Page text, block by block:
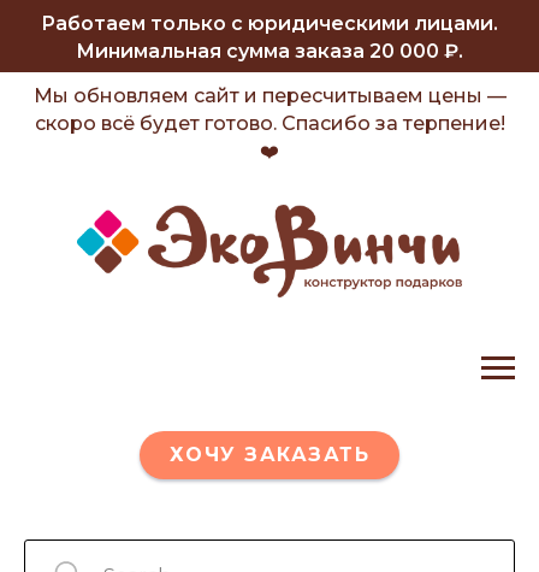
Работаем только с юридическими лицами.
Минимальная сумма заказа 20 000 ₽.
Мы обновляем сайт и пересчитываем цены —
скоро всё будет готово. Спасибо за терпение!
❤️
ХОЧУ ЗАКАЗАТЬ